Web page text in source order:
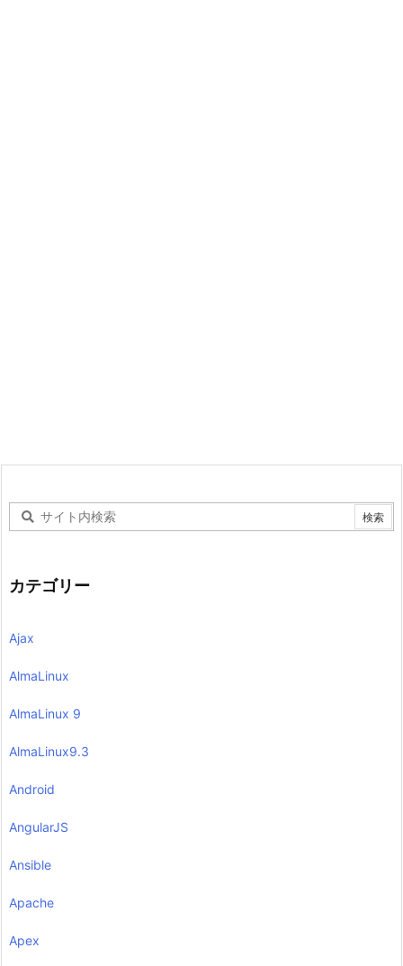
カテゴリー
Ajax
AlmaLinux
AlmaLinux 9
AlmaLinux9.3
Android
AngularJS
Ansible
Apache
Apex